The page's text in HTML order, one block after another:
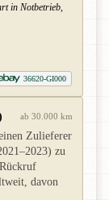
in Notbetrieb,
36620-GI000
ab 30.000 km
Zulieferer
zu
davon